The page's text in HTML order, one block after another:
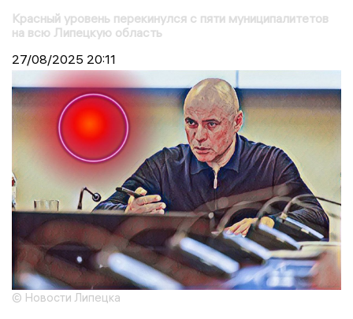
Красный уровень перекинулся с пяти муниципалитетов
на всю Липецкую область
27/08/2025 20:11
© Новости Липецка